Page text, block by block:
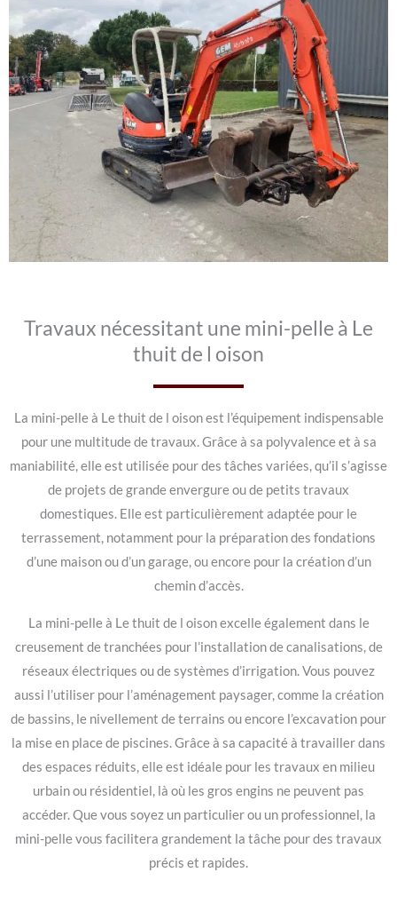
Travaux nécessitant une mini-pelle à Le
thuit de l oison
La mini-pelle à Le thuit de l oison est l’équipement indispensable
pour une multitude de travaux. Grâce à sa polyvalence et à sa
maniabilité, elle est utilisée pour des tâches variées, qu’il s’agisse
de projets de grande envergure ou de petits travaux
domestiques. Elle est particulièrement adaptée pour le
terrassement, notamment pour la préparation des fondations
d’une maison ou d’un garage, ou encore pour la création d’un
chemin d’accès.
La mini-pelle à Le thuit de l oison excelle également dans le
creusement de tranchées pour l’installation de canalisations, de
réseaux électriques ou de systèmes d’irrigation. Vous pouvez
aussi l’utiliser pour l’aménagement paysager, comme la création
de bassins, le nivellement de terrains ou encore l’excavation pour
la mise en place de piscines. Grâce à sa capacité à travailler dans
des espaces réduits, elle est idéale pour les travaux en milieu
urbain ou résidentiel, là où les gros engins ne peuvent pas
accéder. Que vous soyez un particulier ou un professionnel, la
mini-pelle vous facilitera grandement la tâche pour des travaux
précis et rapides.